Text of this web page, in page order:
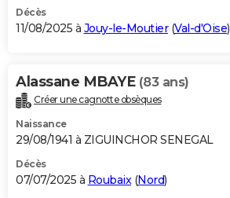
Décès
11/08/2025 à Jouy-le-Moutier(Val-d'Oise)
Alassane MBAYE (83 ans)
Créer une cagnotte obsèques
Naissance
29/08/1941 à ZIGUINCHOR SENEGAL
Décès
07/07/2025 à Roubaix(Nord)